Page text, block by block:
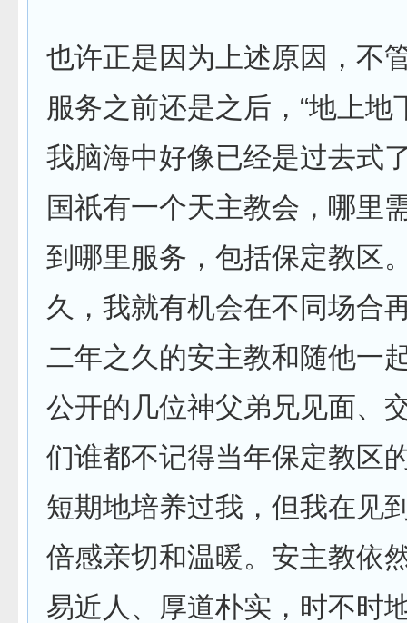
也许正是因为上述原因，不
服务之前还是之后，“地上地
我脑海中好像已经是过去式
国祇有一个天主教会，哪里
到哪里服务，包括保定教区
久，我就有机会在不同场合
二年之久的安主教和随他一
公开的几位神父弟兄见面、
们谁都不记得当年保定教区
短期地培养过我，但我在见
倍感亲切和温暖。安主教依
易近人、厚道朴实，时不时